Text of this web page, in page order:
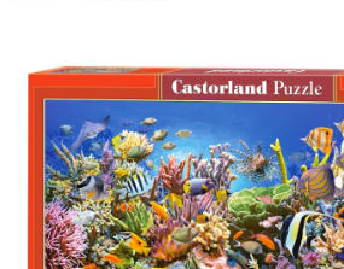
0,0
hvězdiček.